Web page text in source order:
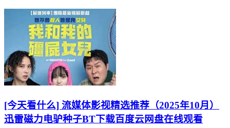
[今天看什么] 流媒体影视精选推荐（2025年10月）
迅雷磁力电驴种子BT下载百度云网盘在线观看